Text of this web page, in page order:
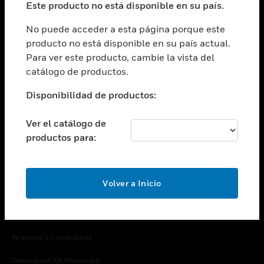
EMPRESA
Cambiar vista
CONTACTO
Cambiar vista
SÍGANOS
Términos Y Condiciones
Declaración De Privacidad
Este producto no está disponible en su país.
No puede acceder a esta página porque este
producto no está disponible en su país actual.
Para ver este producto, cambie la vista del
catálogo de productos.
Disponibilidad de productos:
Ver el catálogo de
productos para:
Volver a Inicio